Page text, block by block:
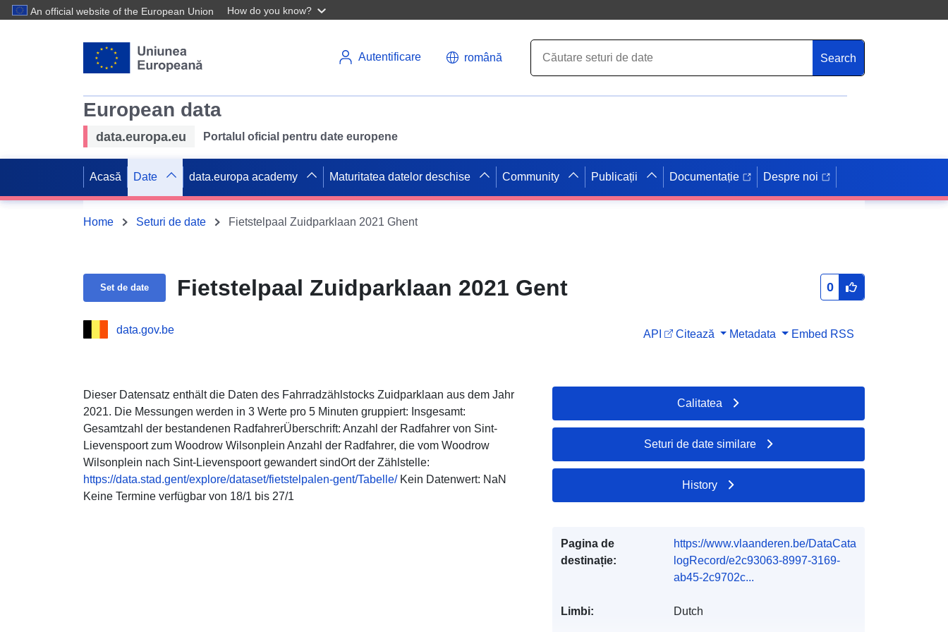
An official website of the European Union How do you know?
Autentificare română Search
European data
data.europa.eu Portalul oficial pentru date europene
Acasă Date data.europa academy Maturitatea datelor deschise Community Publicații Documentație Despre noi
Home Seturi de date Fietstelpaal Zuidparklaan 2021 Ghent
Set de date Fietstelpaal Zuidparklaan 2021 Gent 0
data.gov.be API Citează Metadata Embed RSS
Dieser Datensatz enthält die Daten des Fahrradzählstocks Zuidparklaan aus dem Jahr
2021. Die Messungen werden in 3 Werte pro 5 Minuten gruppiert: Insgesamt:
Gesamtzahl der bestandenen RadfahrerÜberschrift: Anzahl der Radfahrer von Sint-
Lievenspoort zum Woodrow Wilsonplein Anzahl der Radfahrer, die vom Woodrow
Wilsonplein nach Sint-Lievenspoort gewandert sindOrt der Zählstelle:
https://data.stad.gent/explore/dataset/fietstelpalen-gent/Tabelle/Kein Datenwert: NaN
Keine Termine verfügbar von 18/1 bis 27/1
Calitatea
Seturi de date similare
History
Pagina de
destinație:
https://www.vlaanderen.be/DataCata
logRecord/e2c93063-8997-3169-
ab45-2c9702c...
Limbi: Dutch